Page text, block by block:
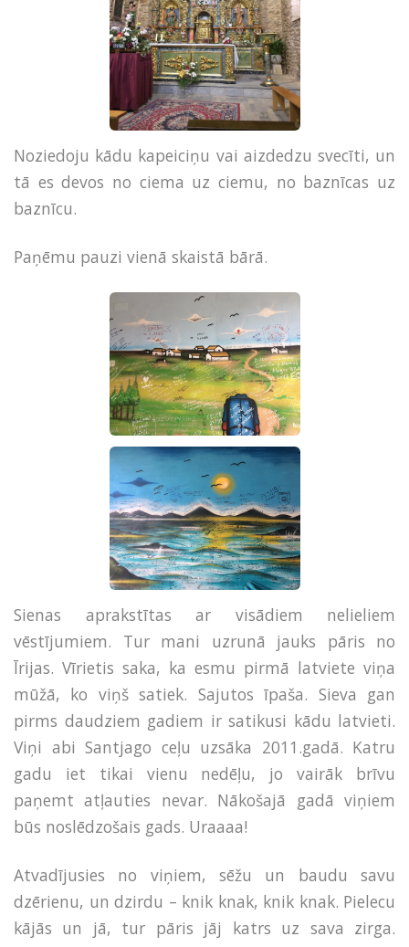
Noziedoju kādu kapeiciņu vai aizdedzu svecīti, un
tā es devos no ciema uz ciemu, no baznīcas uz
baznīcu.
Paņēmu pauzi vienā skaistā bārā.
Sienas aprakstītas ar visādiem nelieliem
vēstījumiem. Tur mani uzrunā jauks pāris no
Īrijas. Vīrietis saka, ka esmu pirmā latviete viņa
mūžā, ko viņš satiek. Sajutos īpaša. Sieva gan
pirms daudziem gadiem ir satikusi kādu latvieti.
Viņi abi Santjago ceļu uzsāka 2011.gadā. Katru
gadu iet tikai vienu nedēļu, jo vairāk brīvu
paņemt atļauties nevar. Nākošajā gadā viņiem
būs noslēdzošais gads. Uraaaa!
Atvadījusies no viņiem, sēžu un baudu savu
dzērienu, un dzirdu – knik knak, knik knak. Pielecu
kājās un jā, tur pāris jāj katrs uz sava zirga.